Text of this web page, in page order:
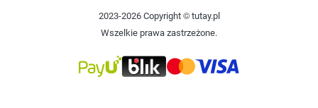
2023-2026 Copyright © tutay.pl
Wszelkie prawa zastrzeżone.